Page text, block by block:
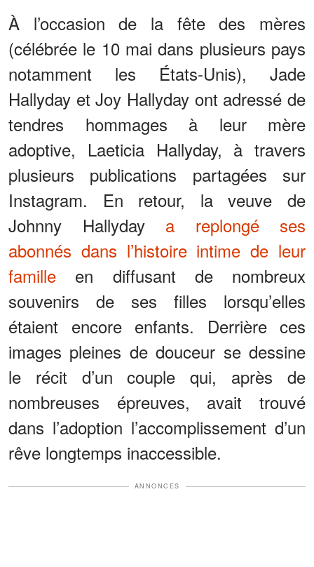
À l’occasion de la fête des mères
(célébrée le 10 mai dans plusieurs pays
notamment les États-Unis), Jade
Hallyday et Joy Hallyday ont adressé de
tendres hommages à leur mère
adoptive, Laeticia Hallyday, à travers
plusieurs publications partagées sur
Instagram. En retour, la veuve de
Johnny Hallyday a replongé ses
abonnés dans l’histoire intime de leur
famille en diffusant de nombreux
souvenirs de ses filles lorsqu’elles
étaient encore enfants. Derrière ces
images pleines de douceur se dessine
le récit d’un couple qui, après de
nombreuses épreuves, avait trouvé
dans l’adoption l’accomplissement d’un
rêve longtemps inaccessible.
ANNONCES